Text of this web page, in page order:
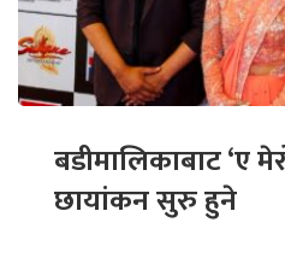
बडीमालिकाबाट ‘ए
छायांकन सुरु हुने